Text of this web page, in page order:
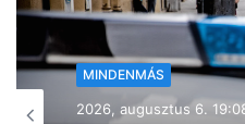
MINDENMÁS
2026, augusztus 6.